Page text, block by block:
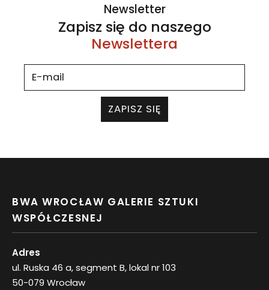
Newsletter
Zapisz się do naszego
Newslettera
ZAPISZ SIĘ
BWA WROCŁAW GALERIE SZTUKI
WSPÓŁCZESNEJ
Adres
ul. Ruska 46 a, segment B, lokal nr 103
50-079 Wrocław